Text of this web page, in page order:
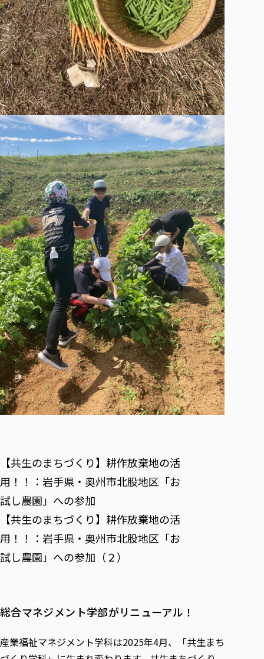
【共生のまちづくり】耕作放棄地の活
用！！：岩手県・奥州市北股地区「お
試し農園」への参加
【共生のまちづくり】耕作放棄地の活
用！！：岩手県・奥州市北股地区「お
試し農園」への参加（２）
総合マネジメント学部がリニューアル！
産業福祉マネジメント学科は2025年4月、「共生まち